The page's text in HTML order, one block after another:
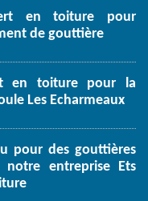
en toiture pour
de gouttière
en toiture pour la
Les Echarmeaux
pour des gouttières
entreprise Ets